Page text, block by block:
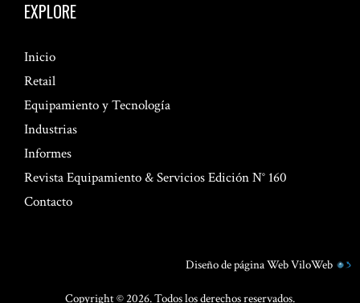
EXPLORE
Inicio
Retail
Equipamiento y Tecnología
Industrias
Informes
Revista Equipamiento & Servicios Edición N° 160
Contacto
Diseño de página WebViloWeb
Copyright © 2026. Todos los derechos reservados.